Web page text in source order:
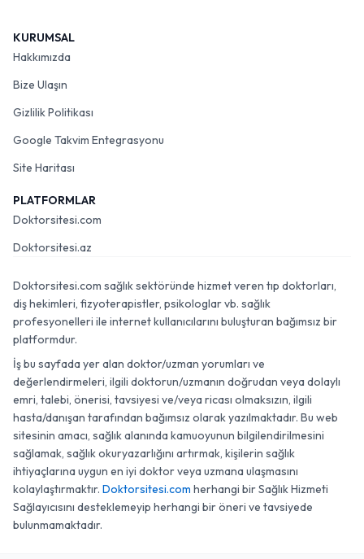
KURUMSAL
Hakkımızda
Bize Ulaşın
Gizlilik Politikası
Google Takvim Entegrasyonu
Site Haritası
PLATFORMLAR
Doktorsitesi.com
Doktorsitesi.az
Doktorsitesi.com sağlık sektöründe hizmet veren tıp doktorları,
diş hekimleri, fizyoterapistler, psikologlar vb. sağlık
profesyonelleri ile internet kullanıcılarını buluşturan bağımsız bir
platformdur.
İş bu sayfada yer alan doktor/uzman yorumları ve
değerlendirmeleri, ilgili doktorun/uzmanın doğrudan veya dolaylı
emri, talebi, önerisi, tavsiyesi ve/veya ricası olmaksızın, ilgili
hasta/danışan tarafından bağımsız olarak yazılmaktadır. Bu web
sitesinin amacı, sağlık alanında kamuoyunun bilgilendirilmesini
sağlamak, sağlık okuryazarlığını artırmak, kişilerin sağlık
ihtiyaçlarına uygun en iyi doktor veya uzmana ulaşmasını
kolaylaştırmaktır. Doktorsitesi.com herhangi bir Sağlık Hizmeti
Sağlayıcısını desteklemeyip herhangi bir öneri ve tavsiyede
bulunmamaktadır.